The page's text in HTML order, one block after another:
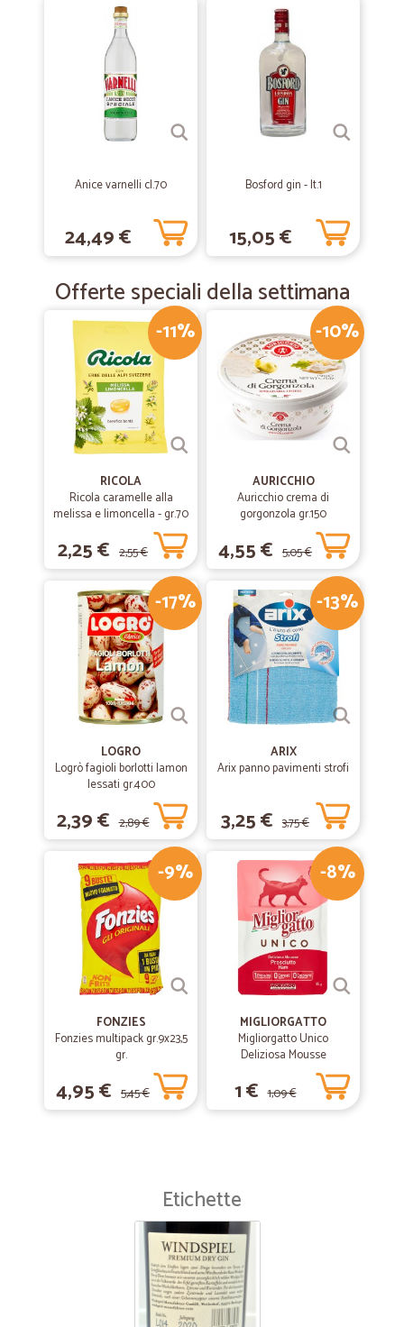
A parte un piccolo disguido iniziale su un articolo ordinato, tutto
consegnato in tempi brevi e con cortesia. Consiglio di prevedere la
possibilità di modifica ordine fino al giorno della preparazione del
—Gabriella M.
Massima puntualità
02/07/2019
—
Perfetto!!!
Anice varnelli cl.70
24,49 €
Bosford gin - lt.1
15,05 €
Offerte speciali della settimana
-11%
RICOLA
Ricola caramelle alla
melissa e limoncella - gr.70
2,25 € 2,55 €
-10%
AURICCHIO
Auricchio crema di
gorgonzola gr.150
4,55 € 5,05 €
-17%
LOGRO
Logrò fagioli borlotti lamon
lessati gr.400
2,39 € 2,89 €
-13%
ARIX
Arix panno pavimenti strofi
3,25 € 3,75 €
-9%
FONZIES
Fonzies multipack gr.9x23,5
gr.
4,95 € 5,45 €
-8%
MIGLIORGATTO
Migliorgatto Unico
Deliziosa Mousse
Prosciutto 85 gr.
1 € 1,09 €
Etichette